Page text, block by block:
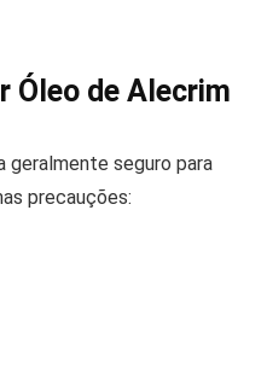
Óleo de Alecrim
geralmente seguro para
precauções: